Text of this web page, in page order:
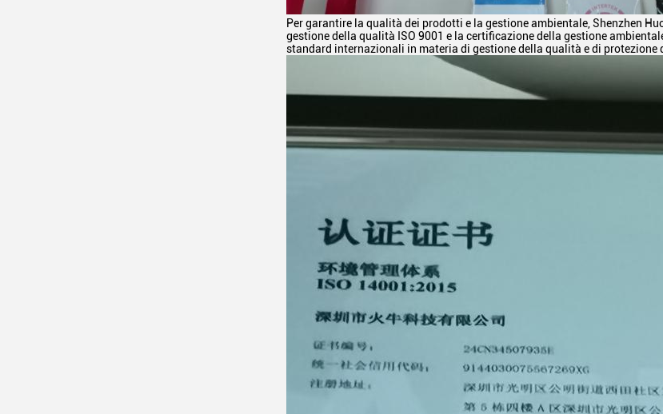
Per garantire la qualità dei prodotti e la gestione ambientale, Shenzhen
gestione della qualità ISO 9001 e la certificazione della gestione
standard internazionali in materia di gestione della qualità e di protezione